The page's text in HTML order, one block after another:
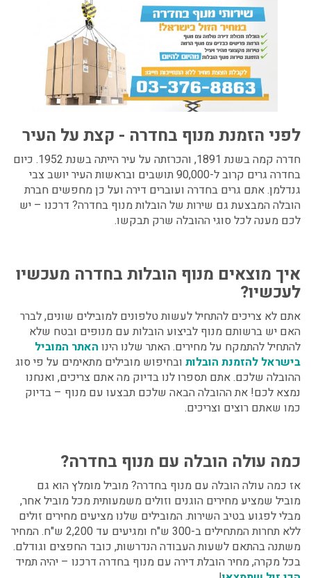
לפני הזמנת מנוף בחדרה - קצת על העיר
חדרה קמה בשנת 1891, והכרזתה על עיר הייתה בשנת 1952. כיום
בחדרה גרים קרוב ל-90,000 תושבים ובראשות העיר יושב צבי
גנדלמן. אתם גרים בחדרה ועוברים דירה ועל כן מחפשים חברת
הובלה המבצעת גם שירות של הובלות מנוף בחדרה? דרכנו – יש
לכם מענה לכל סוגי ההובלה שרק תבקשו.
איך מוצאים מנוף הובלות בחדרה מעכשיו
לעכשיו?
אתם לא צריכים להתחיל לעשות טלפונים למובילים שונים, לברר
האם יש ברשותם מנוף לביצוע הובלות עם מנופים ובטח שלא
להתחיל להתמקח על מחירים. האתר שלנו הינו האתר המוביל
בישראל להזמנת הובלות ובחיפוש מובילים מתאימים על פי סוג
ההובלה שלכם. אתם תספרו לנו בדיוק מה אתם צריכים, ואנחנו
נמצא לכם! את ההובלה הבאה שלכם תבצעו עם מנוף – בדיוק
כמו שאתם רוצים וצריכים.
כמה עולה הובלה עם מנוף בחדרה?
אז כמה עולה הובלה עם מנוף בחדרה? מוביל מומלץ הוא גם
מוביל שמציע מחירים הוגנים וזולים משמעותית מכל מוביל אחר,
מבלי לפגוע בטיב השירות. המובילים שלנו מציעים מחירים זולים
ללא תחרות המתחילים ב-300 ש"ח ומגיעים עד 2,200 ש"ח. המחיר
משתנה בהתאם לשעות העבודה הנדרשות, כובד החפצים וגודלם.
בכל מקרה, מחיר הובלת דירה עם מנוף בחדרה דרכנו – יהיה תמיד